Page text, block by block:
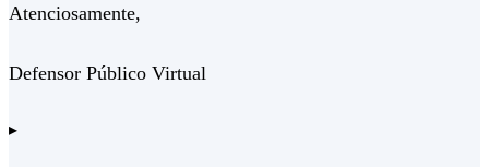
Atenciosamente,
Defensor Público Virtual
▸